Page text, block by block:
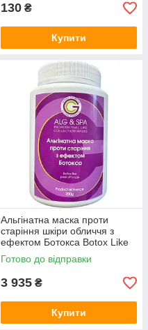
130 ₴
Купити
Альгінатна маска проти
старіння шкіри обличчя з
ефектом Ботокса Botox Like
Peel Off Mask ALG & SPA, 1 кг
Готово до відправки
3 935 ₴
Купити